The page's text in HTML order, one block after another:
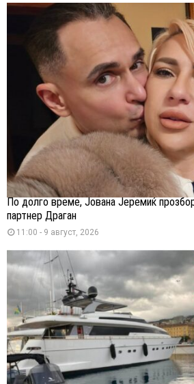
По долго време, Јована Јеремиќ
партнер Драган
11:00 - 9 август, 2026